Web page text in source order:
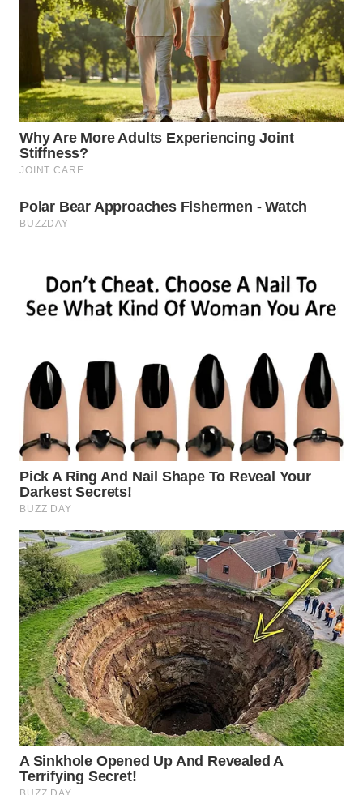
SUMEDANG
WN
CIANJUR
WN
KEPULAUAN
SERIBU
TANGERANG
BINJAI
WN
WN
INDRAMAYU
WN
KUNINGAN
WN
MAJALENGKA
WN
SUBANG
WN
SUKABUMI
WN
PURWAKARTA
WN
PRIANGAN
TIMUR